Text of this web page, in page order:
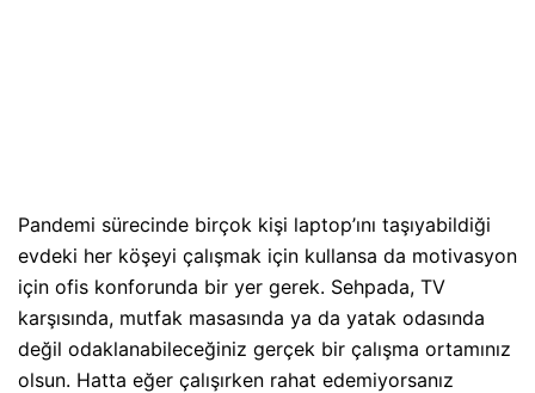
Pandemi sürecinde birçok kişi laptop’ını taşıyabildiği
evdeki her köşeyi çalışmak için kullansa da motivasyon
için ofis konforunda bir yer gerek. Sehpada, TV
karşısında, mutfak masasında ya da yatak odasında
değil odaklanabileceğiniz gerçek bir çalışma ortamınız
olsun. Hatta eğer çalışırken rahat edemiyorsanız